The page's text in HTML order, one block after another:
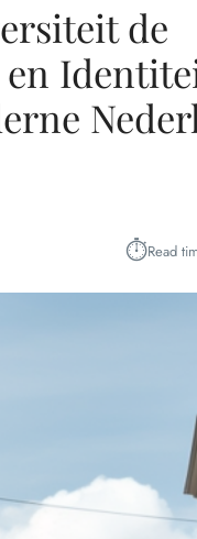
de
⏱︎Read